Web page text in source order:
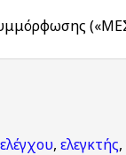
, ελεγκτής,